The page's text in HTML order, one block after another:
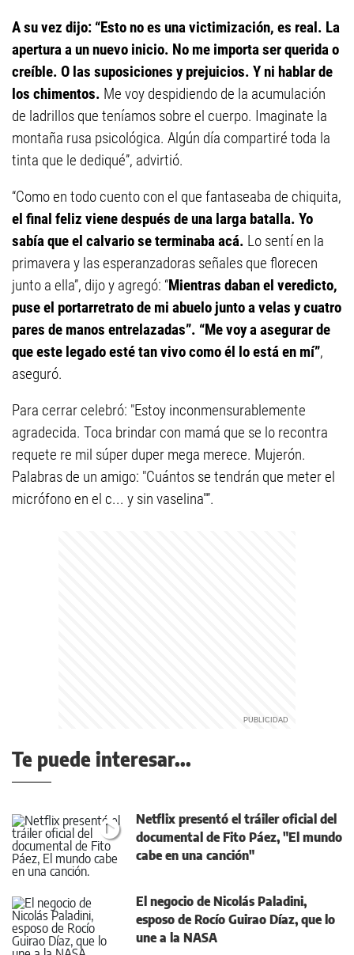
A su vez dijo: “Esto no es una victimización, es real. La
apertura a un nuevo inicio. No me importa ser querida o
creíble. O las suposiciones y prejuicios. Y ni hablar de
los chimentos. Me voy despidiendo de la acumulación
de ladrillos que teníamos sobre el cuerpo. Imaginate la
montaña rusa psicológica. Algún día compartiré toda la
tinta que le dediqué”, advirtió.
“Como en todo cuento con el que fantaseaba de chiquita,
el final feliz viene después de una larga batalla. Yo
sabía que el calvario se terminaba acá. Lo sentí en la
primavera y las esperanzadoras señales que florecen
junto a ella”, dijo y agregó: “Mientras daban el veredicto,
puse el portarretrato de mi abuelo junto a velas y cuatro
pares de manos entrelazadas”. “Me voy a asegurar de
que este legado esté tan vivo como él lo está en mí”,
aseguró.
Para cerrar celebró: "Estoy inconmensurablemente
agradecida. Toca brindar con mamá que se lo recontra
requete re mil súper duper mega merece. Mujerón.
Palabras de un amigo: "Cuántos se tendrán que meter el
micrófono en el c... y sin vaselina"”.
Te puede interesar...
Netflix presentó el tráiler oficial del
documental de Fito Páez, "El mundo
cabe en una canción"
El negocio de Nicolás Paladini,
esposo de Rocío Guirao Díaz, que lo
une a la NASA